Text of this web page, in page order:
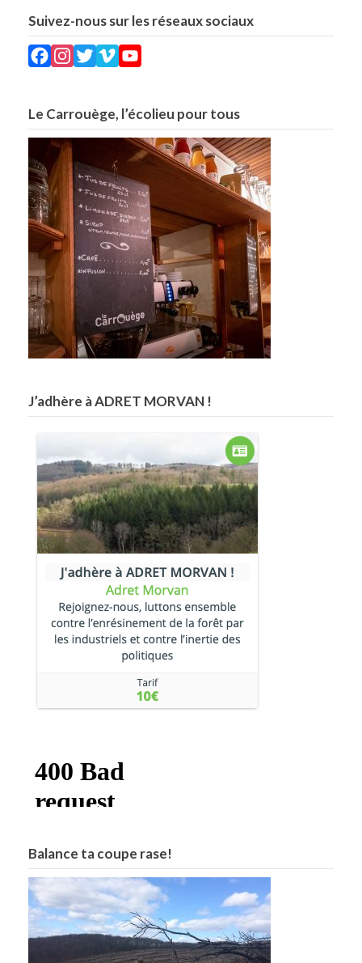
Suivez-nous sur les réseaux sociaux
Facebook
Instagram
Twitter
Vimeo
Le Carrouège, l’écolieu pour tous
J’adhère à ADRET MORVAN !
Balance ta coupe rase!